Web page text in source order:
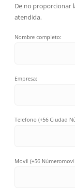
De no proporcionar
atendida.
Nombre completo:
Empresa:
Telefono (+56 Ciudad
Movil (+56